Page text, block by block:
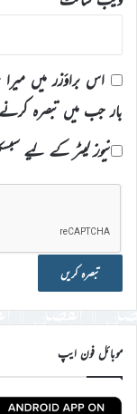
اس براؤزر میں
بار جب میں تبصرہ
نیوز لیٹر کے لیے
موبائل فون ایپ